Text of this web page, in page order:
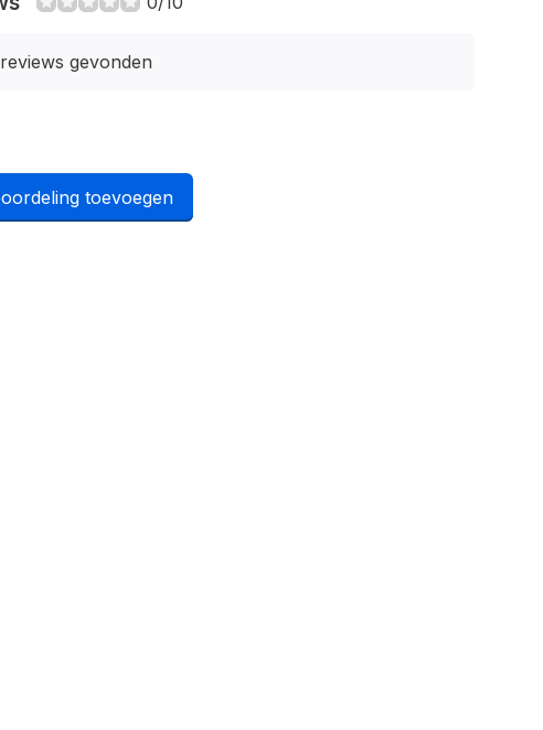
gevonden
toevoegen